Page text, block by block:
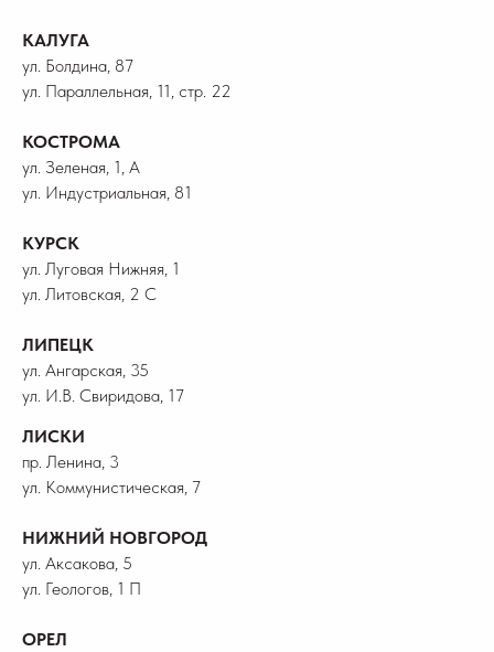
КАЛУГА
ул. Болдина, 87
ул. Параллельная, 11, стр. 22
КОСТРОМА
ул. Зеленая, 1, А
ул. Индустриальная, 81
КУРСК
ул. Луговая Нижняя, 1
ул. Литовская, 2 С
ЛИПЕЦК
ул. Ангарская, 35
ул. И.В. Свиридова, 17
ЛИСКИ
пр. Ленина, 3
ул. Коммунистическая, 7
НИЖНИЙ НОВГОРОД
ул. Аксакова, 5
ул. Геологов, 1 П
ОРЕЛ